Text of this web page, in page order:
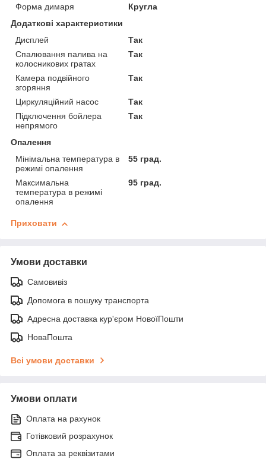
Форма димаря
Кругла
Додаткові характеристики
Дисплей
Так
Спалювання палива на
колосникових гратах
Так
Камера подвійного
згоряння
Так
Циркуляційний насос
Так
Підключення бойлера
непрямого
Так
Опалення
Мінімальна температура в
режимі опалення
55 град.
Максимальна
температура в режимі
опалення
95 град.
Приховати
Умови доставки
Самовивіз
Допомога в пошуку транспорта
Адресна доставка кур'єром НовоїПошти
НоваПошта
Всі умови доставки
Умови оплати
Оплата на рахунок
Готівковий розрахунок
Оплата за реквізитами